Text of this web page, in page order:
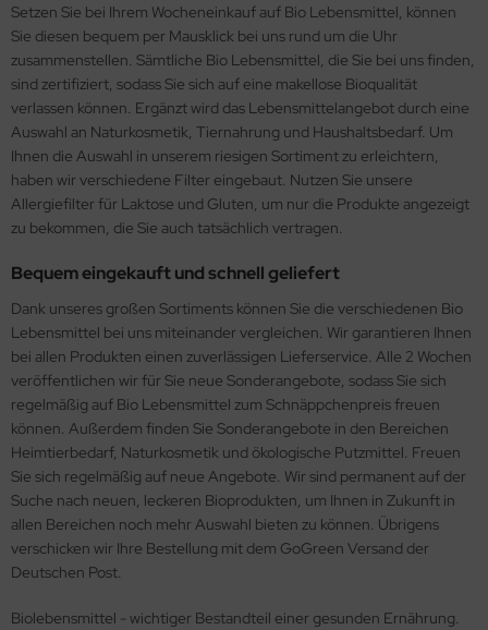
Setzen Sie bei Ihrem Wocheneinkauf auf Bio Lebensmittel, können
Sie diesen bequem per Mausklick bei uns rund um die Uhr
zusammenstellen. Sämtliche Bio Lebensmittel, die Sie bei uns finden,
sind zertifiziert, sodass Sie sich auf eine makellose Bioqualität
verlassen können. Ergänzt wird das Lebensmittelangebot durch eine
Auswahl an Naturkosmetik, Tiernahrung und Haushaltsbedarf. Um
Ihnen die Auswahl in unserem riesigen Sortiment zu erleichtern,
haben wir verschiedene Filter eingebaut. Nutzen Sie unsere
Allergiefilter für Laktose und Gluten, um nur die Produkte angezeigt
zu bekommen, die Sie auch tatsächlich vertragen.
Bequem eingekauft und schnell geliefert
Dank unseres großen Sortiments können Sie die verschiedenen Bio
Lebensmittel bei uns miteinander vergleichen. Wir garantieren Ihnen
bei allen Produkten einen zuverlässigen Lieferservice. Alle 2 Wochen
veröffentlichen wir für Sie neue Sonderangebote, sodass Sie sich
regelmäßig auf Bio Lebensmittel zum Schnäppchenpreis freuen
können. Außerdem finden Sie Sonderangebote in den Bereichen
Heimtierbedarf, Naturkosmetik und ökologische Putzmittel. Freuen
Sie sich regelmäßig auf neue Angebote. Wir sind permanent auf der
Suche nach neuen, leckeren Bioprodukten, um Ihnen in Zukunft in
allen Bereichen noch mehr Auswahl bieten zu können. Übrigens
verschicken wir Ihre Bestellung mit dem GoGreen Versand der
Deutschen Post.
Biolebensmittel - wichtiger Bestandteil einer gesunden Ernährung.